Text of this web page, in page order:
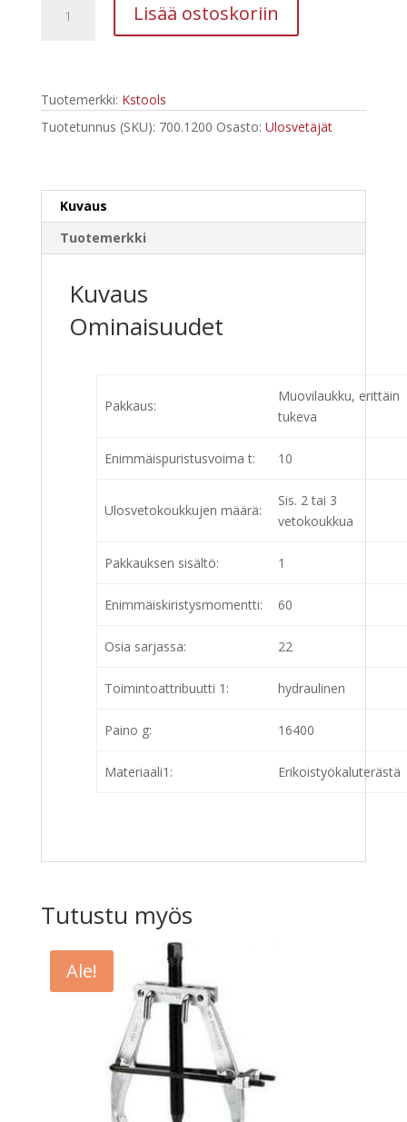
Hydraulinen
ulosvetäjäsarja
700.1200
määrä
Lisää ostoskoriin
Tuotemerkki: Kstools
Tuotetunnus (SKU): 700.1200 Osasto: Ulosvetäjät
Kuvaus
Tuotemerkki
Kuvaus
Ominaisuudet
Pakkaus:
Muovilaukku, erittäin
tukeva
Enimmäispuristusvoima t: 10
Ulosvetokoukkujen määrä:
Sis. 2 tai 3
vetokoukkua
Pakkauksen sisältö: 1
Enimmäiskiristysmomentti: 60
Osia sarjassa: 22
Toimintoattribuutti 1: hydraulinen
Paino g: 16400
Materiaali1: Erikoistyökaluterästä
Tutustu myös
Ale!